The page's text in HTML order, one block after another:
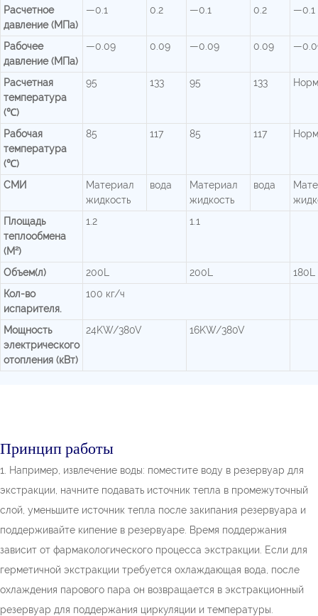
Расчетное
давление (МПа)
—0.1 0.2 —0.1 0.2 —0.1
Рабочее
давление (МПа)
—0.09 0.09 —0.09 0.09
Расчетная
температура
(℃)
95 133 95 133
Рабочая
температура
(℃)
85 117 85 117
СМИ
Материал
жидкость
вода
Материал
жидкость
вода
Площадь
теплообмена
(М²)
1.2 1.1
Объем(л) 200L 200L
180L
Кол-во
испарителя.
100 кг/ч
Мощность
электрического
отопления (кВт)
24KW/380V 16KW/380V
Принцип работы
1. Например, извлечение воды: поместите воду в резервуар для
экстракции, начните подавать источник тепла в промежуточный
слой, уменьшите источник тепла после закипания резервуара и
поддерживайте кипение в резервуаре. Время поддержания
зависит от фармакологического процесса экстракции. Если для
герметичной экстракции требуется охлаждающая вода, после
охлаждения парового пара он возвращается в экстракционный
резервуар для поддержания циркуляции и температуры.